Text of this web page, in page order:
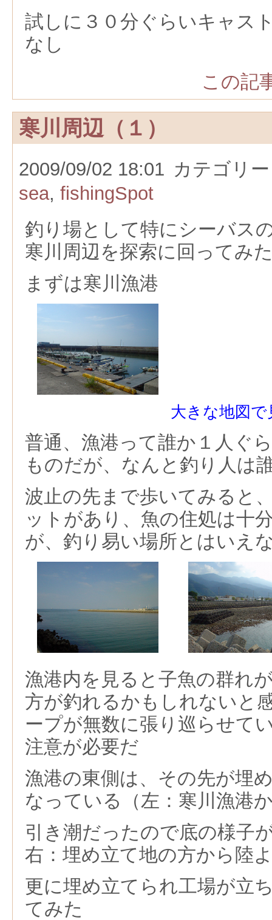
試しに３０分ぐらいキャス
なし
この記
寒川周辺（１）
2009/09/02 18:01 カテゴリ
sea, fishingSpot
釣り場として特にシーバス
寒川周辺を探索に回ってみ
まずは寒川漁港
大きな地図で
普通、漁港って誰か１人ぐ
ものだが、なんと釣り人は
波止の先まで歩いてみると
ットがあり、魚の住処は十
が、釣り易い場所とはいえ
漁港内を見ると子魚の群れ
方が釣れるかもしれないと
ープが無数に張り巡らせて
注意が必要だ
漁港の東側は、その先が埋
なっている（左：寒川漁港
引き潮だったので底の様子
右：埋め立て地の方から陸
更に埋め立てられ工場が立
てみた